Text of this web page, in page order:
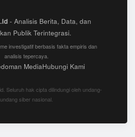
- Analisis Berita, Data, dan
Publik Terintegrasi.
investigatif berbasis fakta empiris dan
analisis tepercaya.
MediaHubungi Kami
Seluruh hak cipta dilindungi oleh undang-
undang siber nasional.